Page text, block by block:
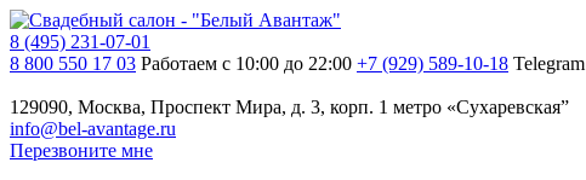
8 (495) 231-07-01
8 800 550 17 03 Работаем с 10:00 до 22:00 +7 (929) 589-10-18 Telegram
129090, Москва, Проспект Мира, д. 3, корп. 1 метро «Сухаревская”
info@bel-avantage.ru
Перезвоните мне